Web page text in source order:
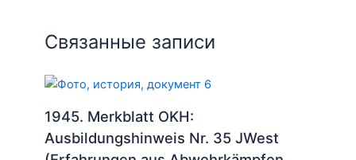
Связанные записи
1945. Merkblatt OKH:
Ausbildungshinweis Nr. 35 JWest